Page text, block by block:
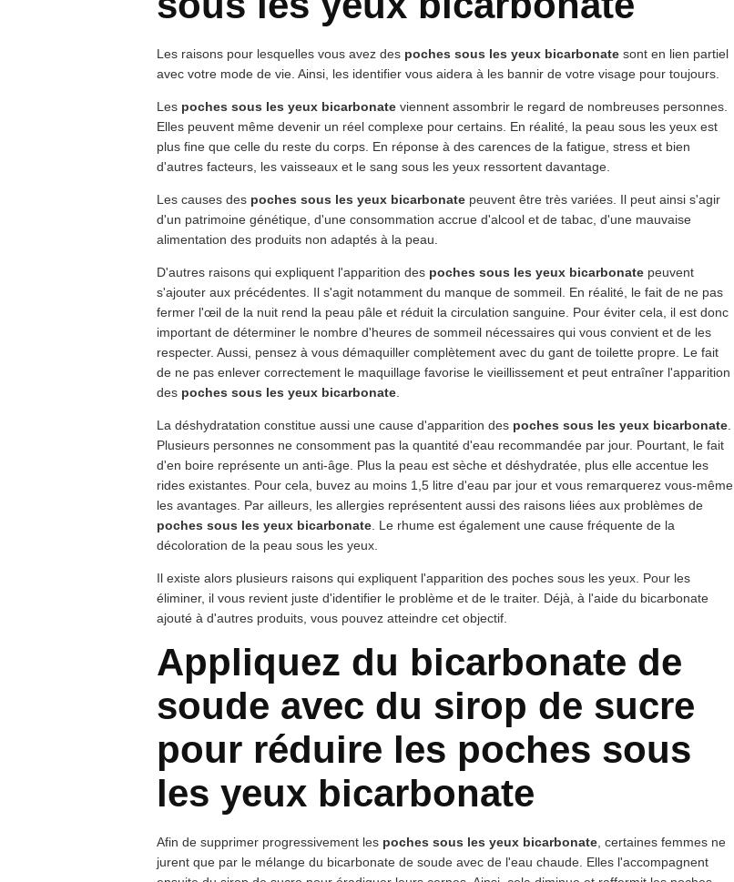
Les raisons pour lesquelles vous avez des poches sous les yeux bicarbonate sont en lien partiel
avec votre mode de vie. Ainsi, les identifier vous aidera à les bannir de votre visage pour toujours.
Les poches sous les yeux bicarbonate viennent assombrir le regard de nombreuses personnes.
Elles peuvent même devenir un réel complexe pour certains. En réalité, la peau sous les yeux est
plus fine que celle du reste du corps. En réponse à des carences de la fatigue, stress et bien
d'autres facteurs, les vaisseaux et le sang sous les yeux ressortent davantage.
Les causes des poches sous les yeux bicarbonate peuvent être très variées. Il peut ainsi s'agir
d'un patrimoine génétique, d'une consommation accrue d'alcool et de tabac, d'une mauvaise
alimentation des produits non adaptés à la peau.
D'autres raisons qui expliquent l'apparition des poches sous les yeux bicarbonate peuvent
s'ajouter aux précédentes. Il s'agit notamment du manque de sommeil. En réalité, le fait de ne pas
fermer l'œil de la nuit rend la peau pâle et réduit la circulation sanguine. Pour éviter cela, il est donc
important de déterminer le nombre d'heures de sommeil nécessaires qui vous convient et de les
respecter. Aussi, pensez à vous démaquiller complètement avec du gant de toilette propre. Le fait
de ne pas enlever correctement le maquillage favorise le vieillissement et peut entraîner l'apparition
des poches sous les yeux bicarbonate
La déshydratation constitue aussi une cause d'apparition des poches sous les yeux bicarbonate
Plusieurs personnes ne consomment pas la quantité d'eau recommandée par jour. Pourtant, le fait
d'en boire représente un anti-âge. Plus la peau est sèche et déshydratée, plus elle accentue les
rides existantes. Pour cela, buvez au moins 1,5 litre d'eau par jour et vous remarquerez vous-même
les avantages. Par ailleurs, les allergies représentent aussi des raisons liées aux problèmes de
poches sous les yeux bicarbonate . Le rhume est également une cause fréquente de la
décoloration de la peau sous les yeux.
Il existe alors plusieurs raisons qui expliquent l'apparition des poches sous les yeux. Pour les
éliminer, il vous revient juste d'identifier le problème et de le traiter. Déjà, à l'aide du bicarbonate
ajouté à d'autres produits, vous pouvez atteindre cet objectif.
Appliquez du bicarbonate de
soude avec du sirop de sucre
pour réduire les poches sous
les yeux bicarbonate
Afin de supprimer progressivement les poches sous les yeux bicarbonate , certaines femmes ne
jurent que par le mélange du bicarbonate de soude avec de l'eau chaude. Elles l'accompagnent